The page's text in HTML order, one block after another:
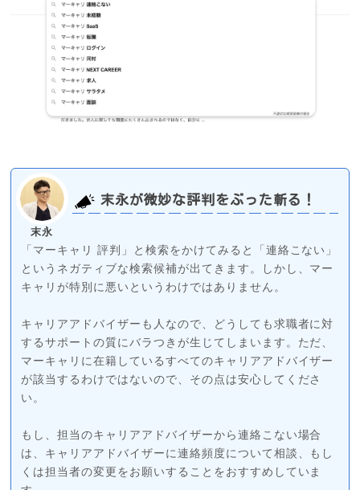
末永
末永が微妙な評判をぶった斬る！
「マーキャリ 評判」と検索をかけてみると「連絡こない」
というネガティブな検索候補が出てきます。しかし、マー
キャリが特別に悪いというわけではありません。
キャリアアドバイザーも人なので、どうしても求職者に対
するサポートの質にバラつきが生じてしまいます。ただ、
マーキャリに在籍しているすべてのキャリアアドバイザー
が該当するわけではないので、その点は安心してくださ
い。
もし、担当のキャリアアドバイザーから連絡こない場合
は、キャリアアドバイザーに連絡頻度について相談、もし
くは担当者の変更をお願いすることをおすすめしていま